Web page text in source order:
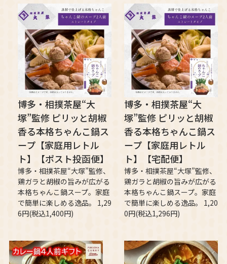
博多・相撲茶屋“大
塚”監修 ピリッと胡椒
香る本格ちゃんこ鍋ス
ープ【家庭用レトル
ト】【ポスト投函便】
博多・相撲茶屋“大塚”監修、
鶏ガラと胡椒の旨みが広がる
本格ちゃんこ鍋スープ。家庭
で簡単に楽しめる逸品。 1,29
6円(税込1,400円)
博多・相撲茶屋“大
塚”監修 ピリッと胡椒
香る本格ちゃんこ鍋ス
ープ【家庭用レトル
ト】【宅配便】
博多・相撲茶屋“大塚”監修、
鶏ガラと胡椒の旨みが広がる
本格ちゃんこ鍋スープ。家庭
で簡単に楽しめる逸品。 1,20
0円(税込1,296円)